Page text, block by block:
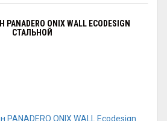
ONIX WALL ECODESIGN
СТАЛЬНОЙ